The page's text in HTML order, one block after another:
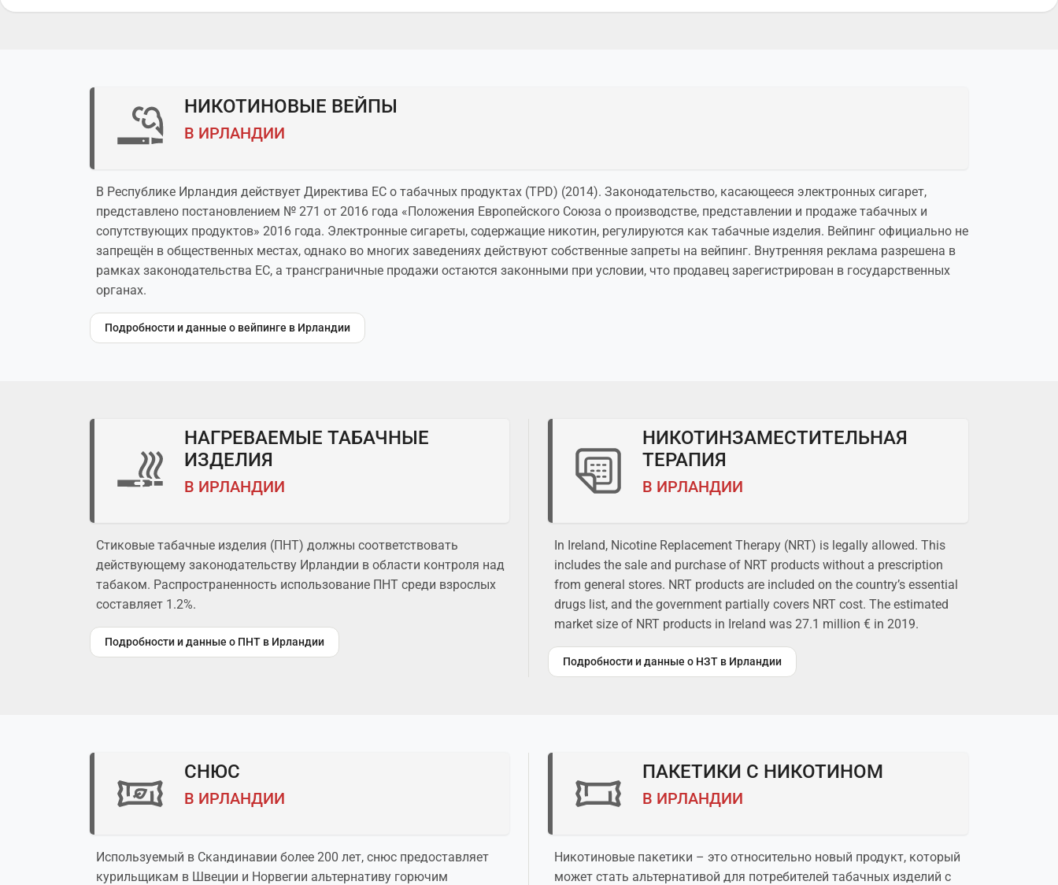
НИКОТИНОВЫЕ ВЕЙПЫ
В ИРЛАНДИИ
В Республике Ирландия действует Директива ЕС о табачных продуктах (TPD) (2014). Законодательство, касающееся электронных сигарет,
представлено постановлением № 271 от 2016 года «Положения Европейского Союза о производстве, представлении и продаже табачных и
сопутствующих продуктов» 2016 года. Электронные сигареты, содержащие никотин, регулируются как табачные изделия. Вейпинг официально не
запрещён в общественных местах, однако во многих заведениях действуют собственные запреты на вейпинг. Внутренняя реклама разрешена в
рамках законодательства ЕС, а трансграничные продажи остаются законными при условии, что продавец зарегистрирован в государственных
органах.
Подробности и данные о вейпинге в Ирландии
НАГРЕВАЕМЫЕ ТАБАЧНЫЕ
ИЗДЕЛИЯ
В ИРЛАНДИИ
Стиковые табачные изделия (ПНТ) должны соответствовать
действующему законодательству Ирландии в области контроля над
табаком. Распространенность использование ПНТ среди взрослых
составляет 1.2%.
Подробности и данные о ПНТ в Ирландии
НИКОТИНЗАМЕСТИТЕЛЬНАЯ
ТЕРАПИЯ
В ИРЛАНДИИ
In Ireland, Nicotine Replacement Therapy (NRT) is legally allowed. This
includes the sale and purchase of NRT products without a prescription
from general stores. NRT products are included on the country’s essential
drugs list, and the government partially covers NRT cost. The estimated
market size of NRT products in Ireland was 27.1 million € in 2019.
Подробности и данные о НЗТ в Ирландии
СНЮС
В ИРЛАНДИИ
Используемый в Скандинавии более 200 лет, снюс предоставляет
курильщикам в Швеции и Норвегии альтернативу горючим
ПАКЕТИКИ С НИКОТИНОМ
В ИРЛАНДИИ
Никотиновые пакетики – это относительно новый продукт, который
может стать альтернативой для потребителей табачных изделий с